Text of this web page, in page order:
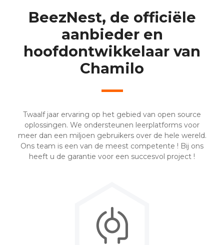
BeezNest, de officiële
aanbieder en
hoofdontwikkelaar van
Chamilo
Twaalf jaar ervaring op het gebied van open source
oplossingen. We ondersteunen leerplatforms voor
meer dan een miljoen gebruikers over de hele wereld.
Ons team is een van de meest competente ! Bij ons
heeft u de garantie voor een succesvol project !